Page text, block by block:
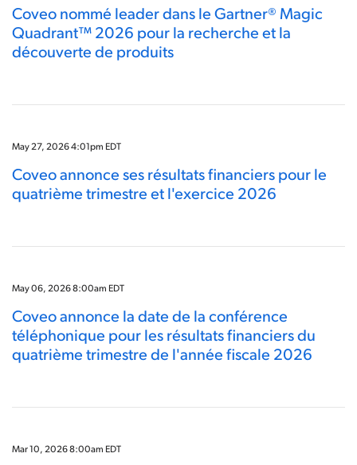
Coveo nommé leader dans le Gartner® Magic
Quadrant™ 2026 pour la recherche et la
découverte de produits
May 27, 2026 4:01pm EDT
Coveo annonce ses résultats financiers pour le
quatrième trimestre et l'exercice 2026
May 06, 2026 8:00am EDT
Coveo annonce la date de la conférence
téléphonique pour les résultats financiers du
quatrième trimestre de l'année fiscale 2026
Mar 10, 2026 8:00am EDT